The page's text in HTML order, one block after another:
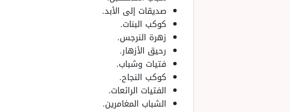
صديقات إلى الأبد.
كوكب البنات.
زهرة النرجس.
رحيق الأزهار.
فتيات وشباب.
كوكب النجاح.
الفتيات الرائعات.
الشباب المغامرين.